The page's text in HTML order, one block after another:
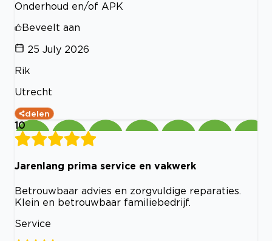
Onderhoud en/of APK
Beveelt aan
25 July 2026
Rik
Utrecht
delen
10
Jarenlang prima service en vakwerk
Betrouwbaar advies en zorgvuldige reparaties.
Klein en betrouwbaar familiebedrijf.
Service